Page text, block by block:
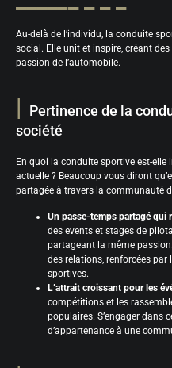
Au-delà de l’individu, la conduite
social. Elle unit et inspire, créant
passion de l’automobile.
Pertinence de la
société
En quoi la conduite sportive est-
actuelle ? Beaucoup vous diront
partagée à travers la communauté
Un passe-temps partagé qui
des events et stages de
partageant la même
des relations, renforcées
sportives.
L’attrait croissant pour les
compétitions et les
populaires. S’engager dans
d’appartenance à une